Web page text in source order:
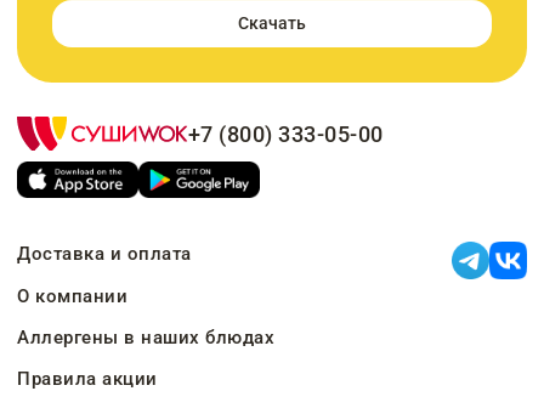
Скачать
+7 (800) 333-05-00
Доставка и оплата
О компании
Аллергены в наших блюдах
Правила акции